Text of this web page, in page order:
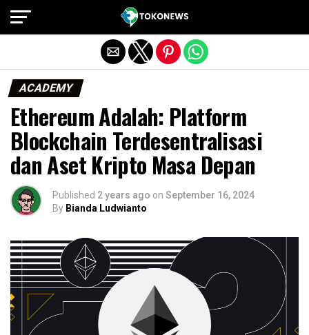
ACADEMY
Ethereum Adalah: Platform
Blockchain Terdesentralisasi
dan Aset Kripto Masa Depan
Published 2 years ago on September 16, 2024
By Bianda Ludwianto
Exit mobile version